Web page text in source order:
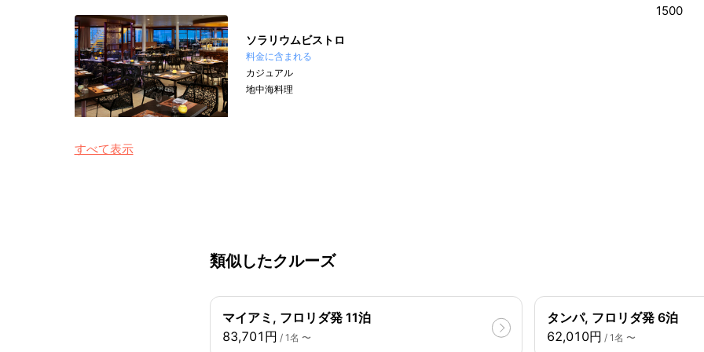
ソラリウムビストロ
料金に含まれる
カジュアル
地中海料理
すべて表示
1500
類似したクルーズ
マイアミ, フロリダ発 11泊
83,701円 / 1名 〜
タンパ, フロリダ発 6泊
62,010円 / 1名 〜